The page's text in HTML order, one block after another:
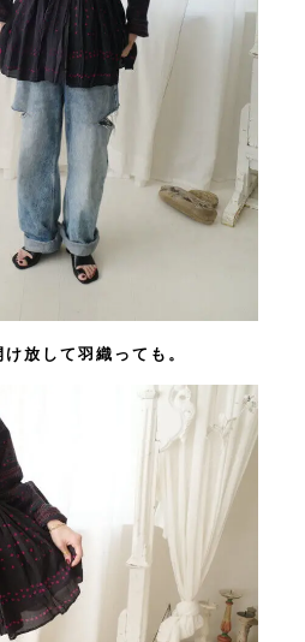
放して羽織っても。